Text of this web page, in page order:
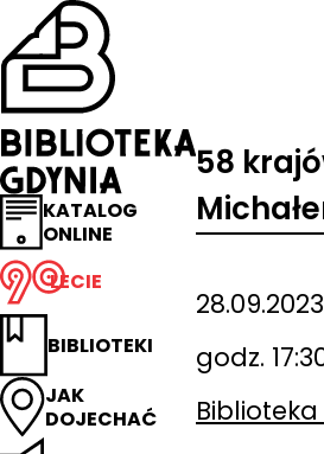
Przejdź
na
stronę
główną
Biblioteka
Gdynia
KATALOG
ONLINE
LECIE
BIBLIOTEKI
JAK
DOJECHAĆ
58
28.09.2023
godz.
Biblioteka